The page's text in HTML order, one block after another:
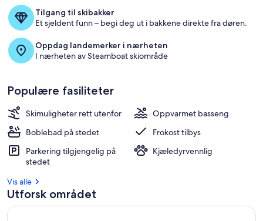
Units
Basseng
Tilgang til skibakker
Et sjeldent funn – begi deg ut i bakkene direkte fra døren.
Oppdag landemerker i nærheten
I nærheten av Steamboat skiområde
Populære fasiliteter
Skimuligheter rett utenfor
Oppvarmet basseng
Boblebad på stedet
Frokost tilbys
Parkering tilgjengelig på
stedet
Kjæledyrvennlig
Vis alle
Utforsk området